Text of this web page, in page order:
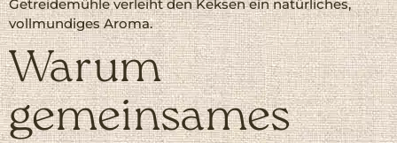
Getreidemühle verleiht den Keksen ein natürliches,
vollmundiges Aroma.
Warum
gemeinsames